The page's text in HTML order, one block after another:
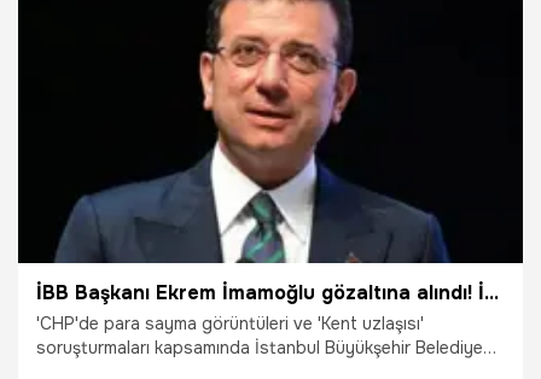
Gündem
İBB Başkanı Ekrem İmamoğlu gözaltına alındı! İmamoğlu İnşaat'a el konuldu
'CHP'de para sayma görüntüleri ve 'Kent uzlaşısı'
soruşturmaları kapsamında İstanbul Büyükşehir Belediye